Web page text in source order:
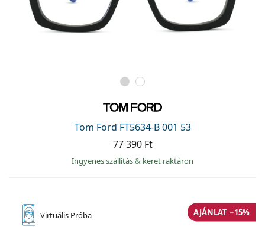
Tom Ford FT5634-B 001 53
77 390 Ft
Ingyenes szállítás& keret raktáron
Virtuális Próba AJÁNLAT −15%